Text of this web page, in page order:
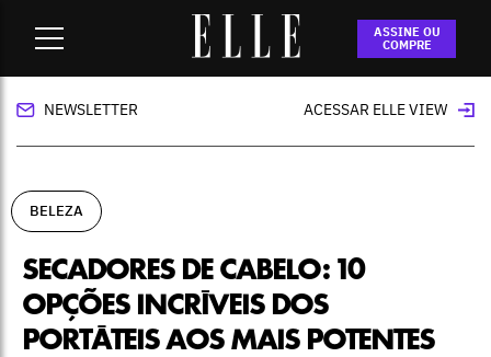
ASSINE OU
COMPRE
Secadores de cabelo: 10 opções incríveis dos
portáteis aos mais potentes
NEWSLETTER ACESSAR ELLE VIEW
BELEZA
SECADORES DE CABELO: 10
OPÇÕES INCRÍVEIS DOS
PORTÁTEIS AOS MAIS POTENTES